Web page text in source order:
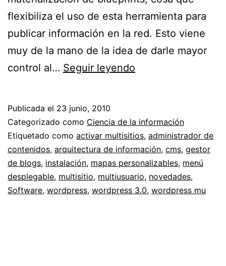
flexibiliza el uso de esta herramienta para
publicar información en la red. Esto viene
muy de la mano de la idea de darle mayor
control al… Seguir leyendo
y
la
arquitectura
de
información
Publicada el 23 junio, 2010
Categorizado como Ciencia de la información
Etiquetado como activar multisitios, administrador de
contenidos, arquitectura de información, cms, gestor
de blogs, instalación, mapas personalizables, menú
desplegable, multisitio, multiusuario, novedades,
Software, wordpress, wordpress 3.0, wordpress mu